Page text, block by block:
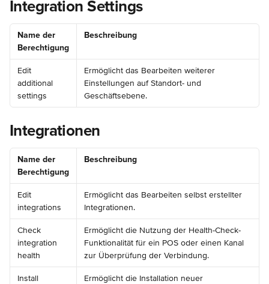
Integration Settings
Name der
Berechtigung
Beschreibung
Edit
additional
settings
Ermöglicht das Bearbeiten weiterer
Einstellungen auf Standort- und
Geschäftsebene.
Integrationen
Name der
Berechtigung
Beschreibung
Edit
integrations
Ermöglicht das Bearbeiten selbst erstellter
Integrationen.
Check
integration
health
Ermöglicht die Nutzung der Health-Check-
Funktionalität für ein POS oder einen Kanal
zur Überprüfung der Verbindung.
Install
Ermöglicht die Installation neuer